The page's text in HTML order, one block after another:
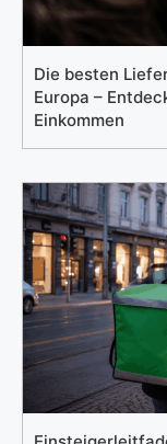
Die besten
Europa –
Einkommen